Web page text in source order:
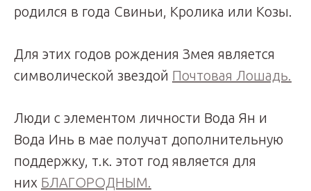
родился в года Свиньи, Кролика или Козы.
Для этих годов рождения Змея является
символической звездой Почтовая Лошадь.
Люди с элементом личности Вода Ян и
Вода Инь в мае получат дополнительную
поддержку, т.к. этот год является для
них БЛАГОРОДНЫМ.